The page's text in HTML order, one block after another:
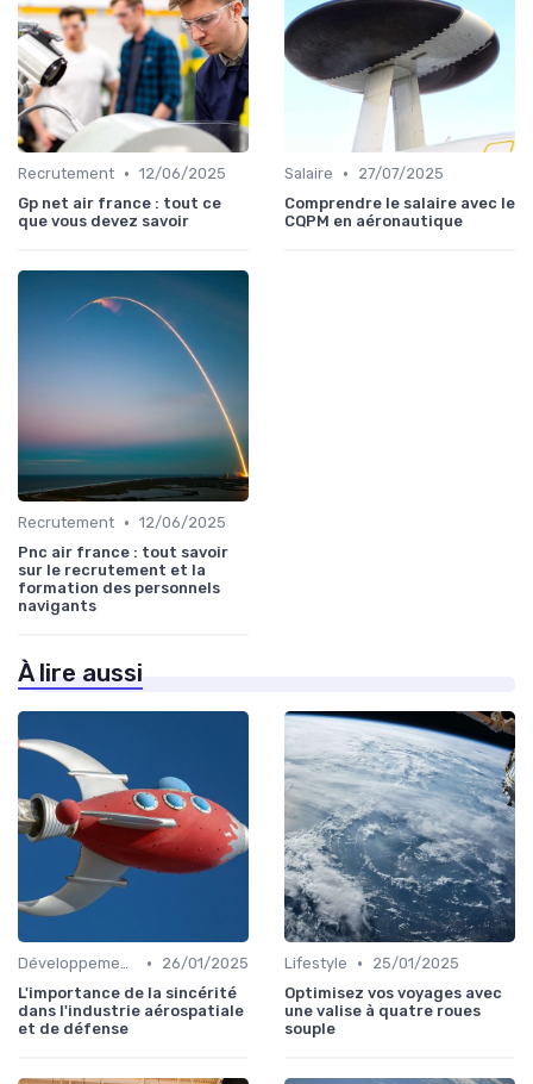
Recrutement • 12/06/2025
Gp net air france : tout ce
que vous devez savoir
Salaire •
27/07/2025
Comprendre le salaire avec le
CQPM en aéronautique
Recrutement • 12/06/2025
Pnc air france : tout savoir
sur le recrutement et la
formation des personnels
navigants
À lire aussi
Développement personnel •
26/01/2025
L'importance de la sincérité
dans l'industrie aérospatiale
et de défense
Lifestyle •
25/01/2025
Optimisez vos voyages avec
une valise à quatre roues
souple